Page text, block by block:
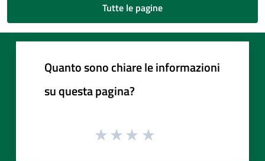
Tutte le pagine
Quanto sono chiare le informazioni
su questa pagina?